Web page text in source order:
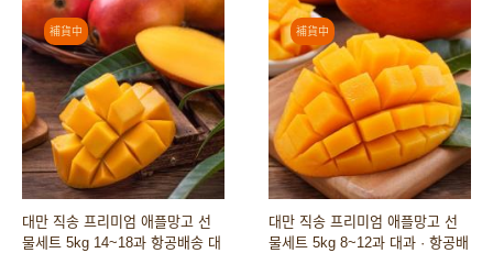
대만 직송 프리미엄 애플망고 선
물세트 5kg 14~18과 항공배송 대
대만 직송 프리미엄 애플망고 선
물세트 5kg 8~12과 대과 · 항공배